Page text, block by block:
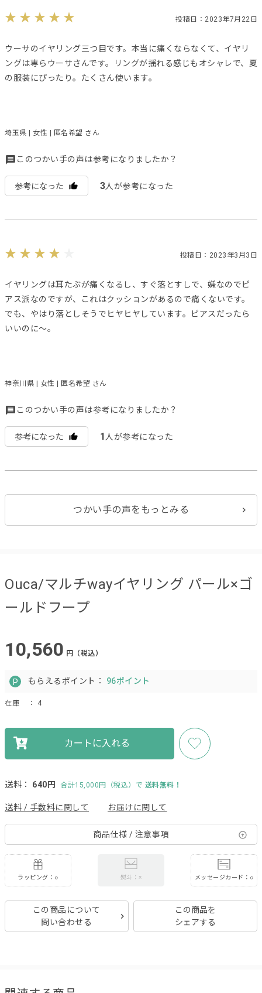
投稿日：2023年7月22日
ウーサのイヤリング三つ目です。本当に痛くならなくて、イヤリ
ングは専らウーサさんです。リングが揺れる感じもオシャレで、夏
の服装にぴったり。たくさん使います。
埼玉県 | 女性 | 匿名希望 さん
このつかい手の声は参考になりましたか？
参考になった 3人が参考になった
投稿日：2023年3月3日
イヤリングは耳たぶが痛くなるし、すぐ落とすしで、嫌なのでピ
アス派なのですが、これはクッションがあるので痛くないです。
でも、やはり落としそうでヒヤヒヤしています。ピアスだったら
いいのに〜。
神奈川県 | 女性 | 匿名希望 さん
このつかい手の声は参考になりましたか？
参考になった 1 人が参考になった
つかい手の声をもっとみる
Ouca/マルチwayイヤリング パール×ゴ
ールドフープ
10,560 円（税込）
もらえるポイント： 96ポイント
在庫 ： 4
カートに入れる
送料： 640円 合計15,000円（税込）で 送料無料！
送料 / 手数料に関して お届けに関して
商品仕様 / 注意事項
ラッピング：○ 熨斗：× メッセージカード：○
この商品について
問い合わせる
この商品を
シェアする